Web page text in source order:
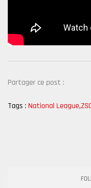
Partager ce post :
Tags : National League,